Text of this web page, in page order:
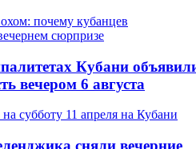
Кубани
вечером 6 августа
сняли вечерние